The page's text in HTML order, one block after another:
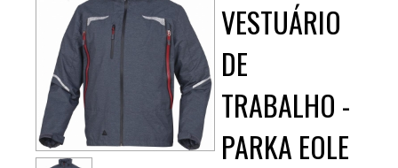
VESTUÁRIO
DE
TRABALHO -
PARKA EOLE